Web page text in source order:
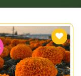
Add to